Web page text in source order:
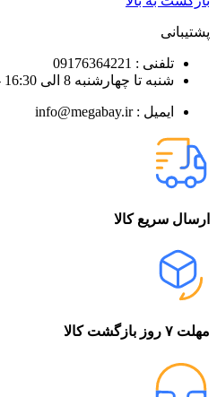
پشتیبانی
تلفنی : 09176364221
شنبه تا چهارشنبه 8 الی 16:30 - پنجشنبه 8 الی 14
ایمیل : info@megabay.ir
ارسال سریع کالا
مهلت ۷ روز بازگشت کالا